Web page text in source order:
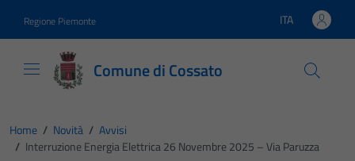
Regione Piemonte Lingua attiva:
ITA
Comune di Cossato
Home / Novità / Avvisi
/ Interruzione Energia Elettrica 26 Novembre 2025 – Via Paruzza